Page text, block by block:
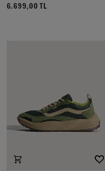
6.699,00 TL